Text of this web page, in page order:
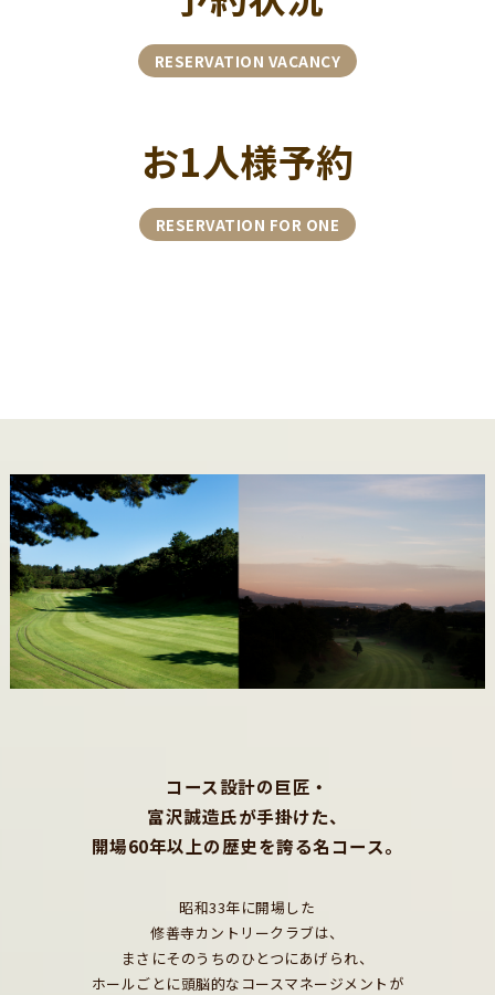
RESERVATION VACANCY
お1人様予約
RESERVATION FOR ONE
コース設計の巨匠・
富沢誠造氏が手掛けた、
開場60年以上の歴史を誇る名コース。
昭和33年に開場した
修善寺カントリークラブは、
まさにそのうちのひとつにあげられ、
ホールごとに頭脳的なコースマネージメントが